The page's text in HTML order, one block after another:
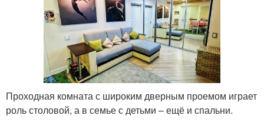
Проходная комната с широким дверным проемом играет
роль столовой, а в семье с детьми – ещё и спальни.